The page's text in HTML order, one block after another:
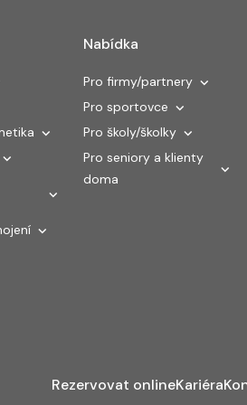
Nabídka
Pro firmy/partnery
Pro sportovce
Pro školy/školky
Pro seniory a klienty
doma
Rezervovat onlineKariéra